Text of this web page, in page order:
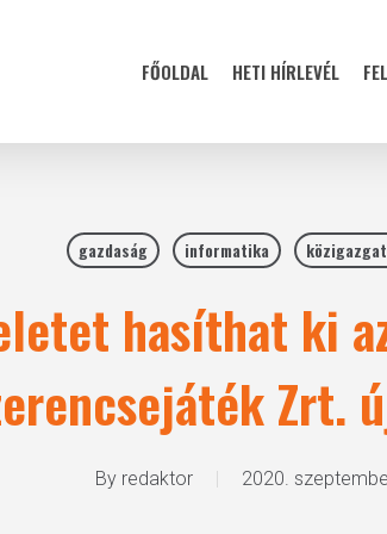
FŐOLDAL HETI HÍRLEVÉL
gazdaság informatika
hasíthat ki
Zrt.
By redaktor 2020.